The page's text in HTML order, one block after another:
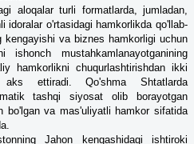
aloqalar turli formatlarda, jumladan,
idoralar o'rtasidagi hamkorlikda qo'llab-
kengayishi va biznes hamkorligi uchun
ishonch mustahkamlanayotganining
hamkorlikni chuqurlashtirishdan ikki
ettiradi. Qo'shma Shtatlarda
tashqi siyosat olib borayotgan
bo'lgan va mas'uliyatli hamkor sifatida
Jahon kengashidagi ishtiroki